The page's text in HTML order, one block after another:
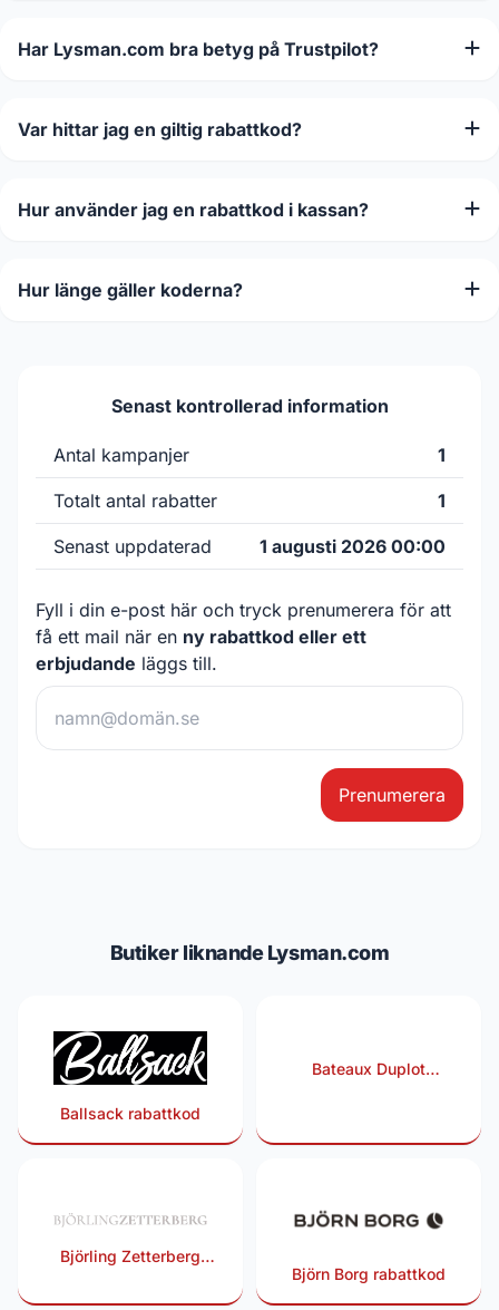
Har Lysman.com bra betyg på Trustpilot?
Var hittar jag en giltig rabattkod?
Hur använder jag en rabattkod i kassan?
Hur länge gäller koderna?
Senast kontrollerad information
Antal kampanjer 1
Totalt antal rabatter 1
Senast uppdaterad 1 augusti 2026 00:00
Fyll i din e-post här och tryck prenumerera för att
få ett mail när en ny rabattkod eller ett
erbjudande läggs till.
Prenumerera
Butiker liknande Lysman.com
Ballsack rabattkod
Bateaux Duplot
Björling Zetterberg
Björn Borg rabattkod